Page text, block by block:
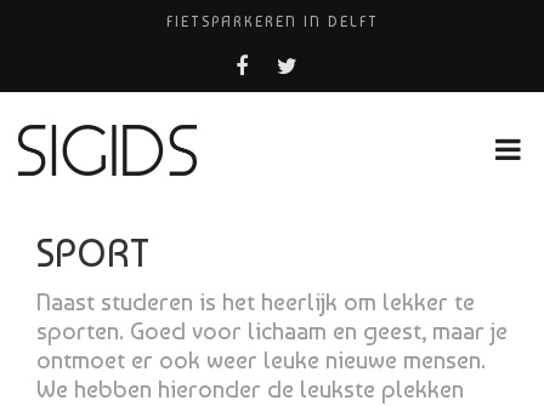
FIETSPARKEREN IN DELFT
PIZZERIA POMPEÏ ￼
COCKTAILS ON THE SPOT!
SPORT
Naast studeren is het heerlijk om lekker te
sporten. Goed voor lichaam en geest, maar je
ontmoet er ook weer leuke nieuwe mensen.
We hebben hieronder de leukste plekken